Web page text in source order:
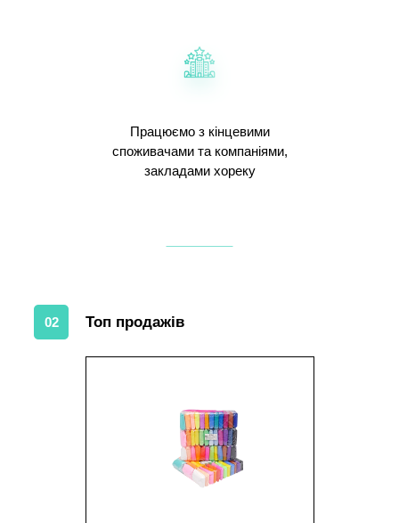
Працюємо з кінцевими
споживачами та компаніями,
закладами хореку
02 Топ продажів